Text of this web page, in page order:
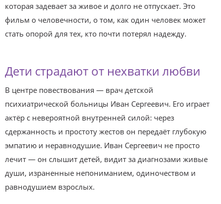
которая задевает за живое и долго не отпускает. Это
фильм о человечности, о том, как один человек может
стать опорой для тех, кто почти потерял надежду.
Дети страдают от нехватки любви
В центре повествования — врач детской
психиатрической больницы Иван Сергеевич. Его играет
актёр с невероятной внутренней силой: через
сдержанность и простоту жестов он передаёт глубокую
эмпатию и неравнодушие. Иван Сергеевич не просто
лечит — он слышит детей, видит за диагнозами живые
души, израненные непониманием, одиночеством и
равнодушием взрослых.